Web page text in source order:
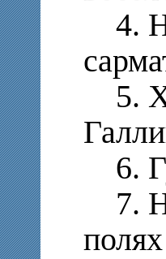
4.
5.
6.
7.
полях